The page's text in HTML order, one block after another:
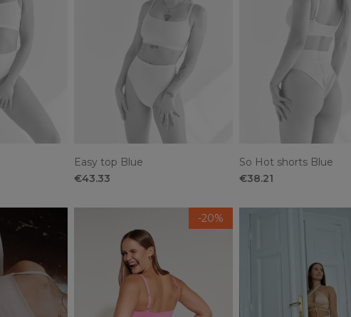
Easy top Blue
€43.33
So Hot shorts Blue
€38.21
-20%